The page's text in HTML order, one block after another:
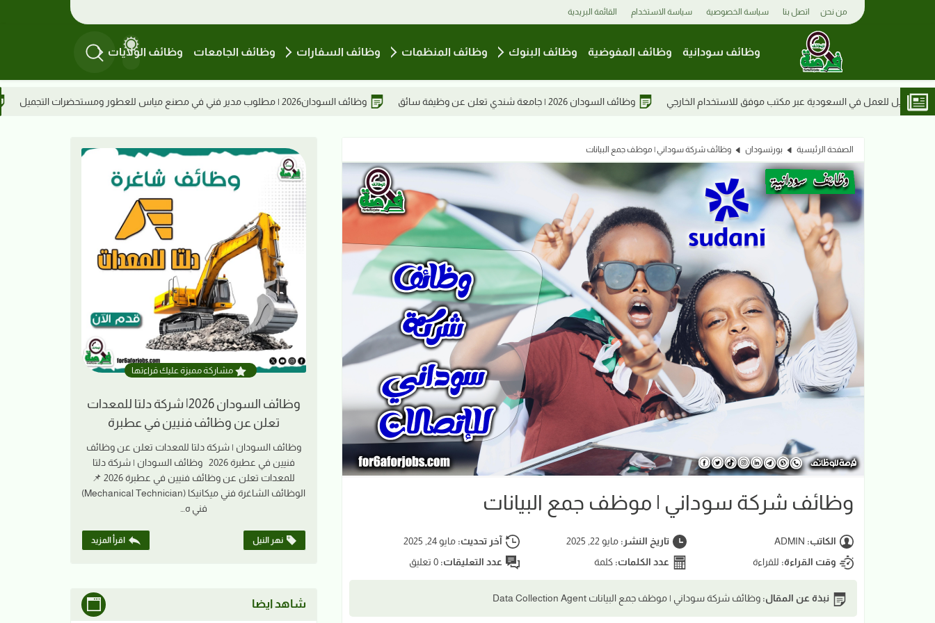
من نحن اتصل بنا سياسة الخصوصية سياسة الاستخدام القائمة البريدية
وظائف سودانية وظائف المفوضية وظائف البنوك وظائف المنظمات وظائف السفارات وظائف الجامعات وظائف الولايات
مكتب موفق للاستخدام الخارجي وظائف السودان 2026 | جامعة شندي تعلن عن وظيفة سائق وظائف السودان2026 | مطلوب مدير فني في مصنع مياس للعطور ومستحضرات التجميل وظائف السودان 2026 | ميناء عطبرة البري يعلن عن تعيين مشرفين بقسم التشغيل
الصفحة الرئيسية بورتسودان وظائف شركة سوداني | موظف جمع البيانات
وظائف شركة سوداني | موظف جمع البيانات
الكاتب: ADMIN تاريخ النشر: مايو 22, 2025 آخر تحديث:مايو 24, 2025
وقت القراءة: للقراءة عدد الكلمات: كلمة عدد التعليقات:0 تعليق
نبذة عن المقال: وظائف شركة سوداني | موظف جمع البيانات Data Collection Agent
مشاركة مميزة عليك قراءتها
وظائف السودان 2026| شركة دلتا للمعدات
تعلن عن وظائف فنيين في عطبرة
وظائف السودان | شركة دلتا للمعدات تعلن عن وظائف
فنيين في عطبرة 2026 وظائف السودان | شركة دلتا
للمعدات تعلن عن وظائف فنيين في عطبرة 2026 📌
الوظائف الشاغرة فني ميكانيكا (Mechanical Technician)
فني ه…
نهر النيل اقرأ المزيد
شاهد ايضا